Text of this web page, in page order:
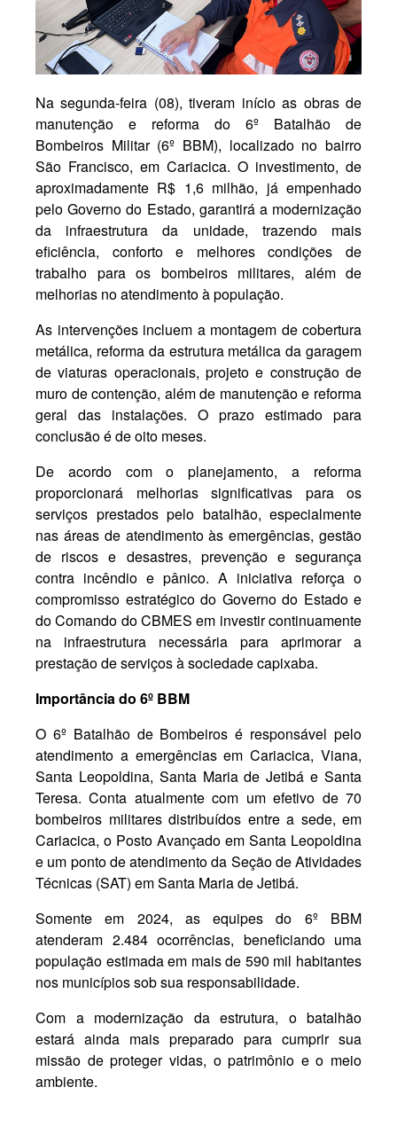
Na segunda-feira (08), tiveram início as obras de
manutenção e reforma do 6º Batalhão de
Bombeiros Militar (6º BBM), localizado no bairro
São Francisco, em Cariacica. O investimento, de
aproximadamente R$ 1,6 milhão, já empenhado
pelo Governo do Estado, garantirá a modernização
da infraestrutura da unidade, trazendo mais
eficiência, conforto e melhores condições de
trabalho para os bombeiros militares, além de
melhorias no atendimento à população.
As intervenções incluem a montagem de cobertura
metálica, reforma da estrutura metálica da garagem
de viaturas operacionais, projeto e construção de
muro de contenção, além de manutenção e reforma
geral das instalações. O prazo estimado para
conclusão é de oito meses.
De acordo com o planejamento, a reforma
proporcionará melhorias significativas para os
serviços prestados pelo batalhão, especialmente
nas áreas de atendimento às emergências, gestão
de riscos e desastres, prevenção e segurança
contra incêndio e pânico. A iniciativa reforça o
compromisso estratégico do Governo do Estado e
do Comando do CBMES em investir continuamente
na infraestrutura necessária para aprimorar a
prestação de serviços à sociedade capixaba.
Importância do 6º BBM
O 6º Batalhão de Bombeiros é responsável pelo
atendimento a emergências em Cariacica, Viana,
Santa Leopoldina, Santa Maria de Jetibá e Santa
Teresa. Conta atualmente com um efetivo de 70
bombeiros militares distribuídos entre a sede, em
Cariacica, o Posto Avançado em Santa Leopoldina
e um ponto de atendimento da Seção de Atividades
Técnicas (SAT) em Santa Maria de Jetibá.
Somente em 2024, as equipes do 6º BBM
atenderam 2.484 ocorrências, beneficiando uma
população estimada em mais de 590 mil habitantes
nos municípios sob sua responsabilidade.
Com a modernização da estrutura, o batalhão
estará ainda mais preparado para cumprir sua
missão de proteger vidas, o patrimônio e o meio
ambiente.